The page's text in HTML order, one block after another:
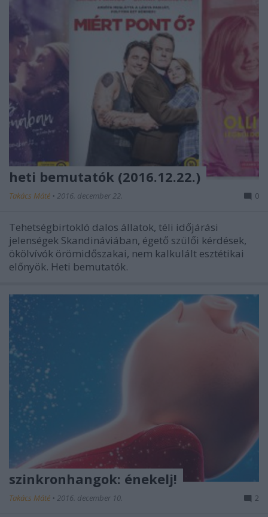
heti bemutatók (2016.12.22.)
Takács Máté • 2016. december 22. 0
Tehetségbirtokló dalos állatok, téli időjárási
jelenségek Skandináviában, égető szülői kérdések,
ökölvívók örömidőszakai, nem kalkulált esztétikai
előnyök. Heti bemutatók.
szinkronhangok: énekelj!
Takács Máté • 2016. december 10. 2